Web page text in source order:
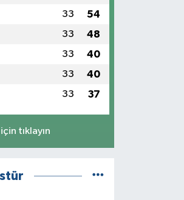
33 54
33 48
33 40
33 40
33 37
tıklayın